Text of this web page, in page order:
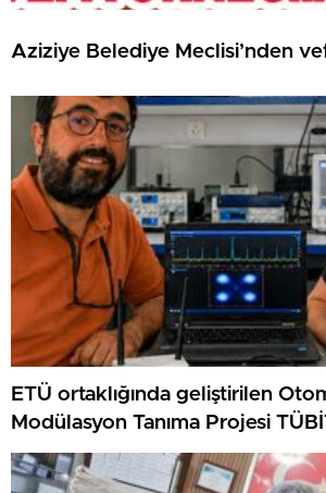
Aziziye Belediye Meclisi’nden
ETÜ ortaklığında geliştirilen
Modülasyon Tanıma Projesi
aldı..